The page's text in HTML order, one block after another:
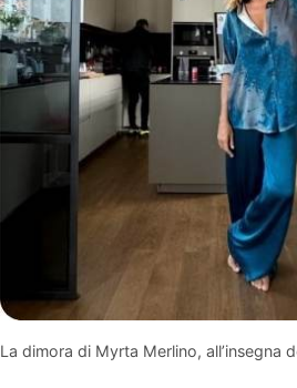
La dimora di Myrta Merlino, all’insegna